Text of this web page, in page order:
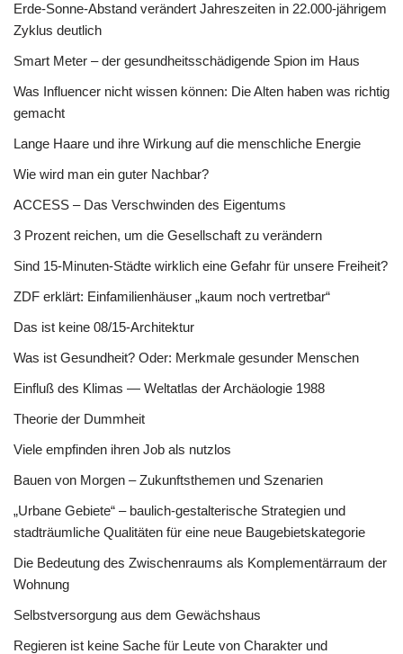
Erde-Sonne-Abstand verändert Jahreszeiten in 22.000-jährigem
Zyklus deutlich
Smart Meter – der gesundheitsschädigende Spion im Haus
Was Influencer nicht wissen können: Die Alten haben was richtig
gemacht
Lange Haare und ihre Wirkung auf die menschliche Energie
Wie wird man ein guter Nachbar?
ACCESS – Das Verschwinden des Eigentums
3 Prozent reichen, um die Gesellschaft zu verändern
Sind 15-Minuten-Städte wirklich eine Gefahr für unsere Freiheit?
ZDF erklärt: Einfamilienhäuser „kaum noch vertretbar“
Das ist keine 08/15-Architektur
Was ist Gesundheit? Oder: Merkmale gesunder Menschen
Einfluß des Klimas — Weltatlas der Archäologie 1988
Theorie der Dummheit
Viele empfinden ihren Job als nutzlos
Bauen von Morgen – Zukunftsthemen und Szenarien
„Urbane Gebiete“ – baulich-gestalterische Strategien und
stadträumliche Qualitäten für eine neue Baugebietskategorie
Die Bedeutung des Zwischenraums als Komplementärraum der
Wohnung
Selbstversorgung aus dem Gewächshaus
Regieren ist keine Sache für Leute von Charakter und